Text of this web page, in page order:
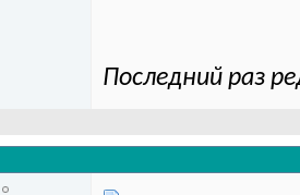
Последний раз